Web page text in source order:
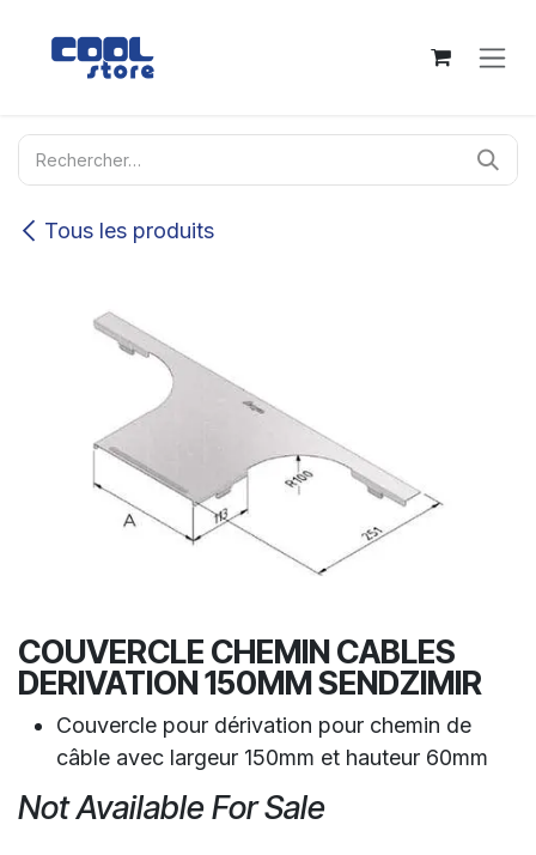
Tous les produits
COUVERCLE CHEMIN CABLES
DERIVATION 150MM SENDZIMIR
Couvercle pour dérivation pour chemin de
câble avec largeur 150mm et hauteur 60mm
Not Available For Sale